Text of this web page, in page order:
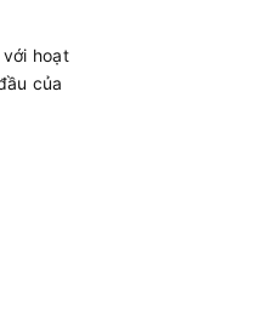
hoạt
của